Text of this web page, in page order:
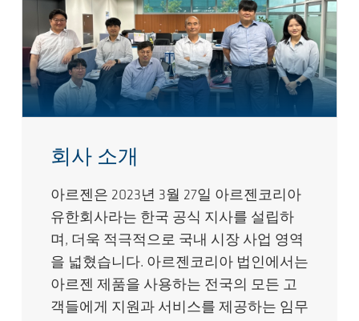
회사 소개
아르젠은 2023년 3월 27일 아르젠코리아
유한회사라는 한국 공식 지사를 설립하
며, 더욱 적극적으로 국내 시장 사업 영역
을 넓혔습니다. 아르젠코리아 법인에서는
아르젠 제품을 사용하는 전국의 모든 고
객들에게 지원과 서비스를 제공하는 임무